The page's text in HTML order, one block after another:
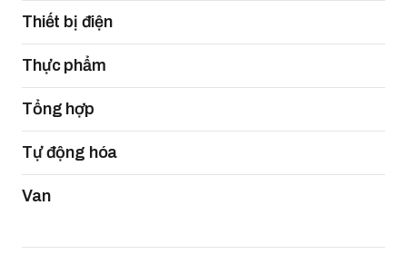
Thiết bị điện
Thực phẩm
Tổng hợp
Tự động hóa
Van